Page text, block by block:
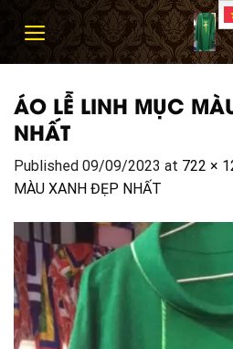
ÁO LỄ LINH MỤC
NHẤT
Published 09/09/2023 at 722 ×
MÀU XANH ĐẸP NHẤT